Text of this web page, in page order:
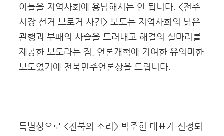
이들을 지역사회에 용납해서는 안 됩니다. <전주
시장 선거 브로커 사건> 보도는 지역사회의 낡은
관행과 부패의 사슬을 드러내고 해결의 실마리를
제공한 보도라는 점, 언론개혁에 기여한 유의미한
보도였기에 전북민주언론상을 드립니다.
특별상으로 <전북의 소리> 박주현 대표가 선정되